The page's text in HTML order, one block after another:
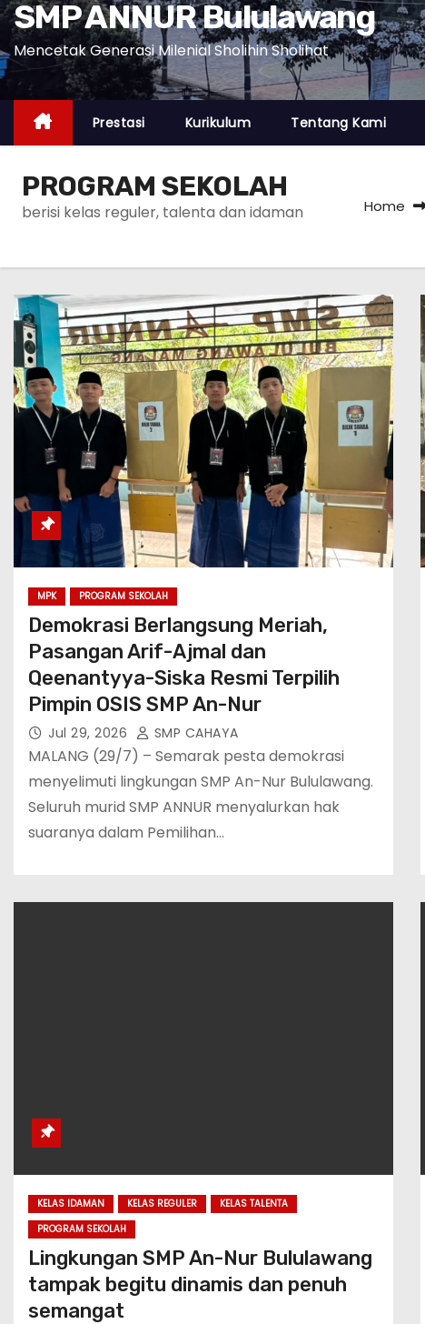
SMP ANNUR Bululawang
Mencetak Generasi Milenial Sholihin Sholihat
Prestasi Kurikulum Tentang Kami
PROGRAM SEKOLAH
berisi kelas reguler, talenta dan idaman Home
MPK PROGRAM SEKOLAH
Demokrasi Berlangsung Meriah,
Pasangan Arif-Ajmal dan
Qeenantyya-Siska Resmi Terpilih
Pimpin OSIS SMP An-Nur
Jul 29, 2026 SMP CAHAYA
MALANG (29/7) – Semarak pesta demokrasi
menyelimuti lingkungan SMP An-Nur Bululawang.
Seluruh murid SMP ANNUR menyalurkan hak
suaranya dalam Pemilihan…
KELAS IDAMAN KELAS REGULER
KELAS TALENTA
PROGRAM SEKOLAH
Lingkungan SMP An-Nur Bululawang
tampak begitu dinamis dan penuh
semangat